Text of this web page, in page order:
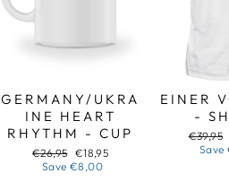
GERMANY/UKRA
INE HEART
RHYTHM - CUP
Regular
price
€26,95 Sale
price
€18,95
Save€8,00
EINER
-
Regular
price
€39,95
Save